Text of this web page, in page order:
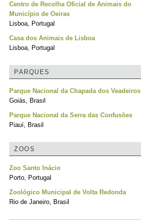
Centro de Recolha Oficial de Animais do
Município de Oeiras
Lisboa, Portugal
Casa dos Animais de Lisboa
Lisboa, Portugal
PARQUES
Parque Nacional da Chapada dos Veadeiros
Goiás, Brasil
Parque Nacional da Serra das Confusões
Piauí, Brasil
ZOOS
Zoo Santo Inácio
Porto, Portugal
Zoológico Municipal de Volta Redonda
Rio de Janeiro, Brasil